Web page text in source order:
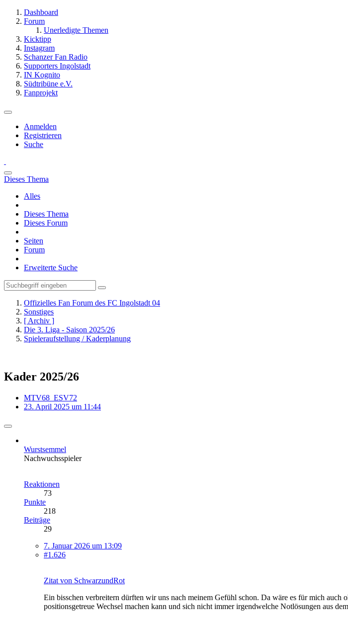
Dashboard
Forum
Unerledigte Themen
Kicktipp
Instagram
Schanzer Fan Radio
Supporters Ingolstadt
IN Kognito
Südtribüne e.V.
Fanprojekt
Anmelden
Registrieren
Suche
Dieses Thema
Alles
Dieses Thema
Dieses Forum
Seiten
Forum
Erweiterte Suche
Offizielles Fan Forum des FC Ingolstadt 04
Sonstiges
[ Archiv ]
Die 3. Liga - Saison 2025/26
Spieleraufstellung / Kaderplanung
Kader 2025/26
MTV68_ESV72
23. April 2025 um 11:44
Wurstsemmel
Nachwuchsspieler
Reaktionen
73
Punkte
218
Beiträge
29
7. Januar 2026 um 13:09
#1.626
Zitat von SchwarzundRot
Ein bisschen verbreitern dürften wir uns nach meinem Gefühl schon. Da wäre es für mich
positionsgetreue Wechsel machen kann und sich nicht immer irgendwelche Notlösungen aus